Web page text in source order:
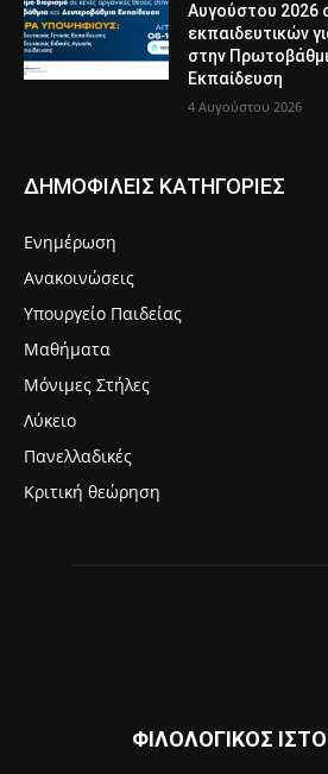
Αυγούστου 2026
εκπαιδευτικών
στην
Εκπαίδευση
4 Αυγούστου 2026
ΔΗΜΟΦΙΛΕΙΣ ΚΑΤΗΓΟΡΙΕΣ
Ενημέρωση
Ανακοινώσεις
Υπουργείο Παιδείας
Μαθήματα
Μόνιμες Στήλες
Λύκειο
Πανελλαδικές
Κριτική θεώρηση
ΦΙΛΟΛΟΓΙΚΟΣ